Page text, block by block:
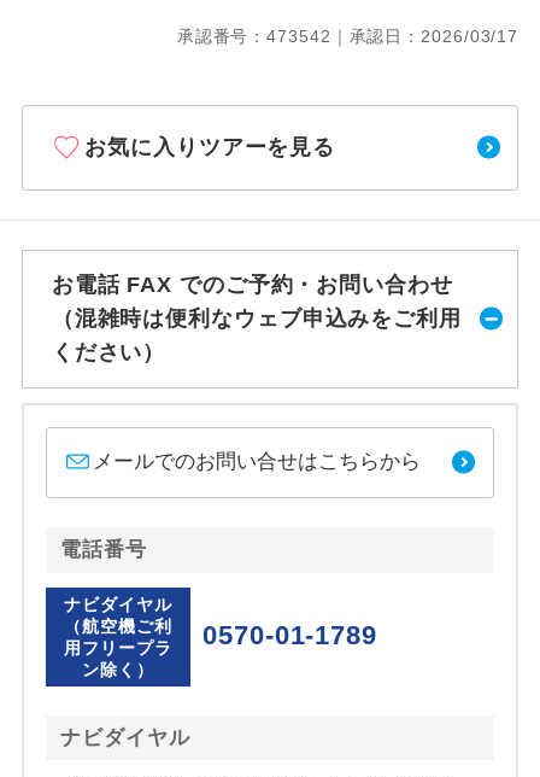
承認番号：473542｜承認日：2026/03/17
お気に入りツアーを見る
お電話 FAX でのご予約・お問い合わせ
（混雑時は便利なウェブ申込みをご利用
ください）
メールでのお問い合せはこちらから
電話番号
ナビダイヤル
（航空機ご利
用フリープラ
ン除く）
0570-01-1789
ナビダイヤル